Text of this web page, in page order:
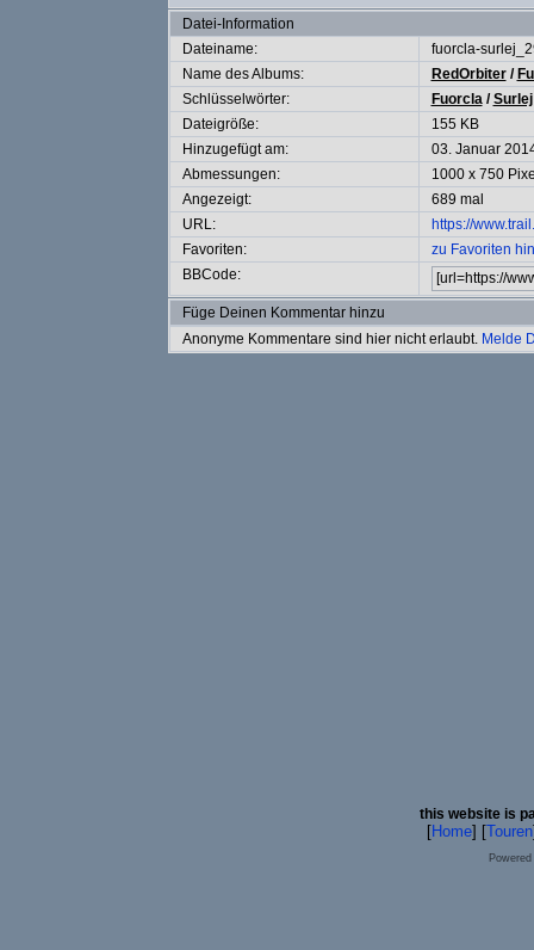
Datei-Information
Dateiname:
fuorcla-
Name des Albums:
RedOrbiter/
Schlüsselwörter:
Fuorcla/Surlej
Dateigröße:
155 KB
Hinzugefügt am:
03. Januar
Abmessungen:
1000 x 750
Angezeigt:
689 mal
URL:
https://
Favoriten:
zu Favoriten
BBCode:
Füge Deinen Kommentar hinzu
Anonyme Kommentare sind hier nicht erlaubt. Melde
this website is
[Home] [Touren